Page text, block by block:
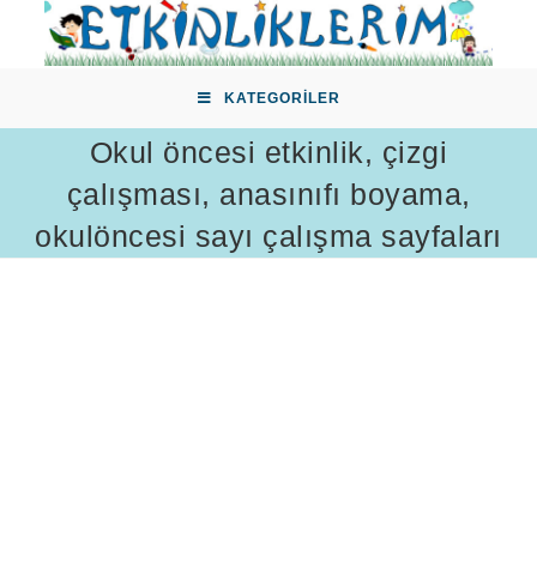
KATEGORILER
Okul öncesi etkinlik, çizgi
çalışması, anasınıfı boyama,
okulöncesi sayı çalışma sayfaları